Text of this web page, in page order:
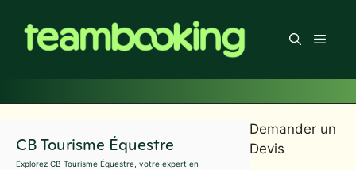
contenu
Menu
CB Tourisme Équestre
Explorez CB Tourisme Équestre, votre expert en
Demander un
Devis